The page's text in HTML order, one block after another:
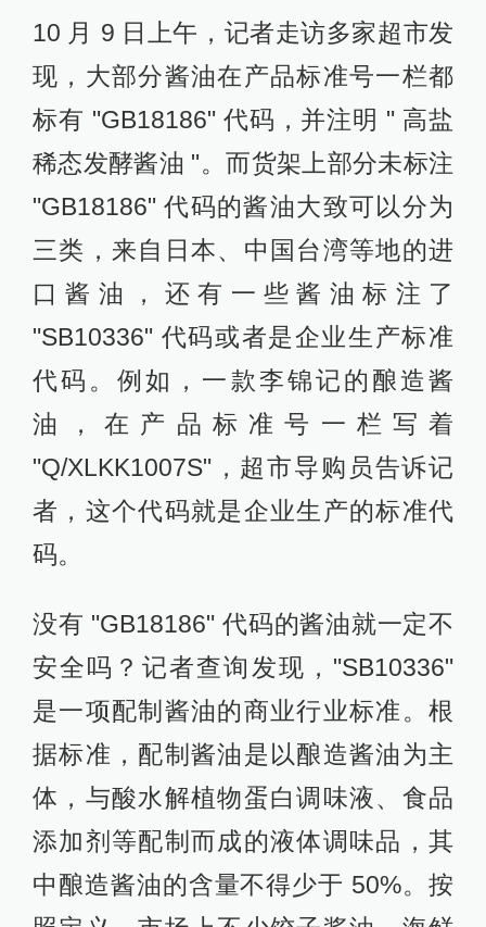
10 月 9 日上午，记者走访多家超市发
现，大部分酱油在产品标准号一栏都
标有 "GB18186" 代码，并注明 " 高盐
稀态发酵酱油 "。而货架上部分未标注
"GB18186" 代码的酱油大致可以分为
三类，来自日本、中国台湾等地的进
口酱油，还有一些酱油标注了
"SB10336" 代码或者是企业生产标准
代码。例如，一款李锦记的酿造酱
油，在产品标准号一栏写着
"Q/XLKK1007S"，超市导购员告诉记
者，这个代码就是企业生产的标准代
码。
没有 "GB18186" 代码的酱油就一定不
安全吗？记者查询发现，"SB10336"
是一项配制酱油的商业行业标准。根
据标准，配制酱油是以酿造酱油为主
体，与酸水解植物蛋白调味液、食品
添加剂等配制而成的液体调味品，其
中酿造酱油的含量不得少于 50%。按